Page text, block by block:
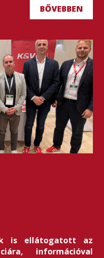
BŐVEBBEN
is ellátogatott az
információval